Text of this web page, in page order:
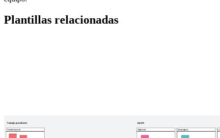
Plantillas relacionadas